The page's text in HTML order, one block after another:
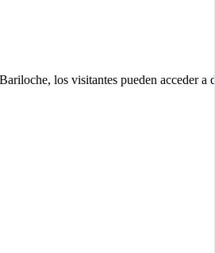
los visitantes pueden acceder a